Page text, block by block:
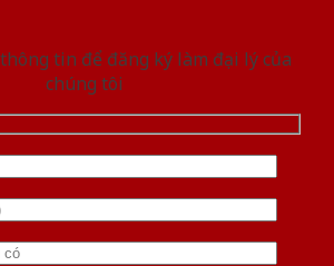
tin để đăng ký làm đại lý của
chúng tôi